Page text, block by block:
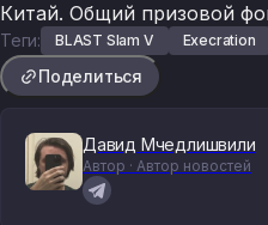
Китай. Общий призовой
Теги: BLAST Slam V Execration
Поделиться
Давид Мчедлишвили
Автор · Автор новостей